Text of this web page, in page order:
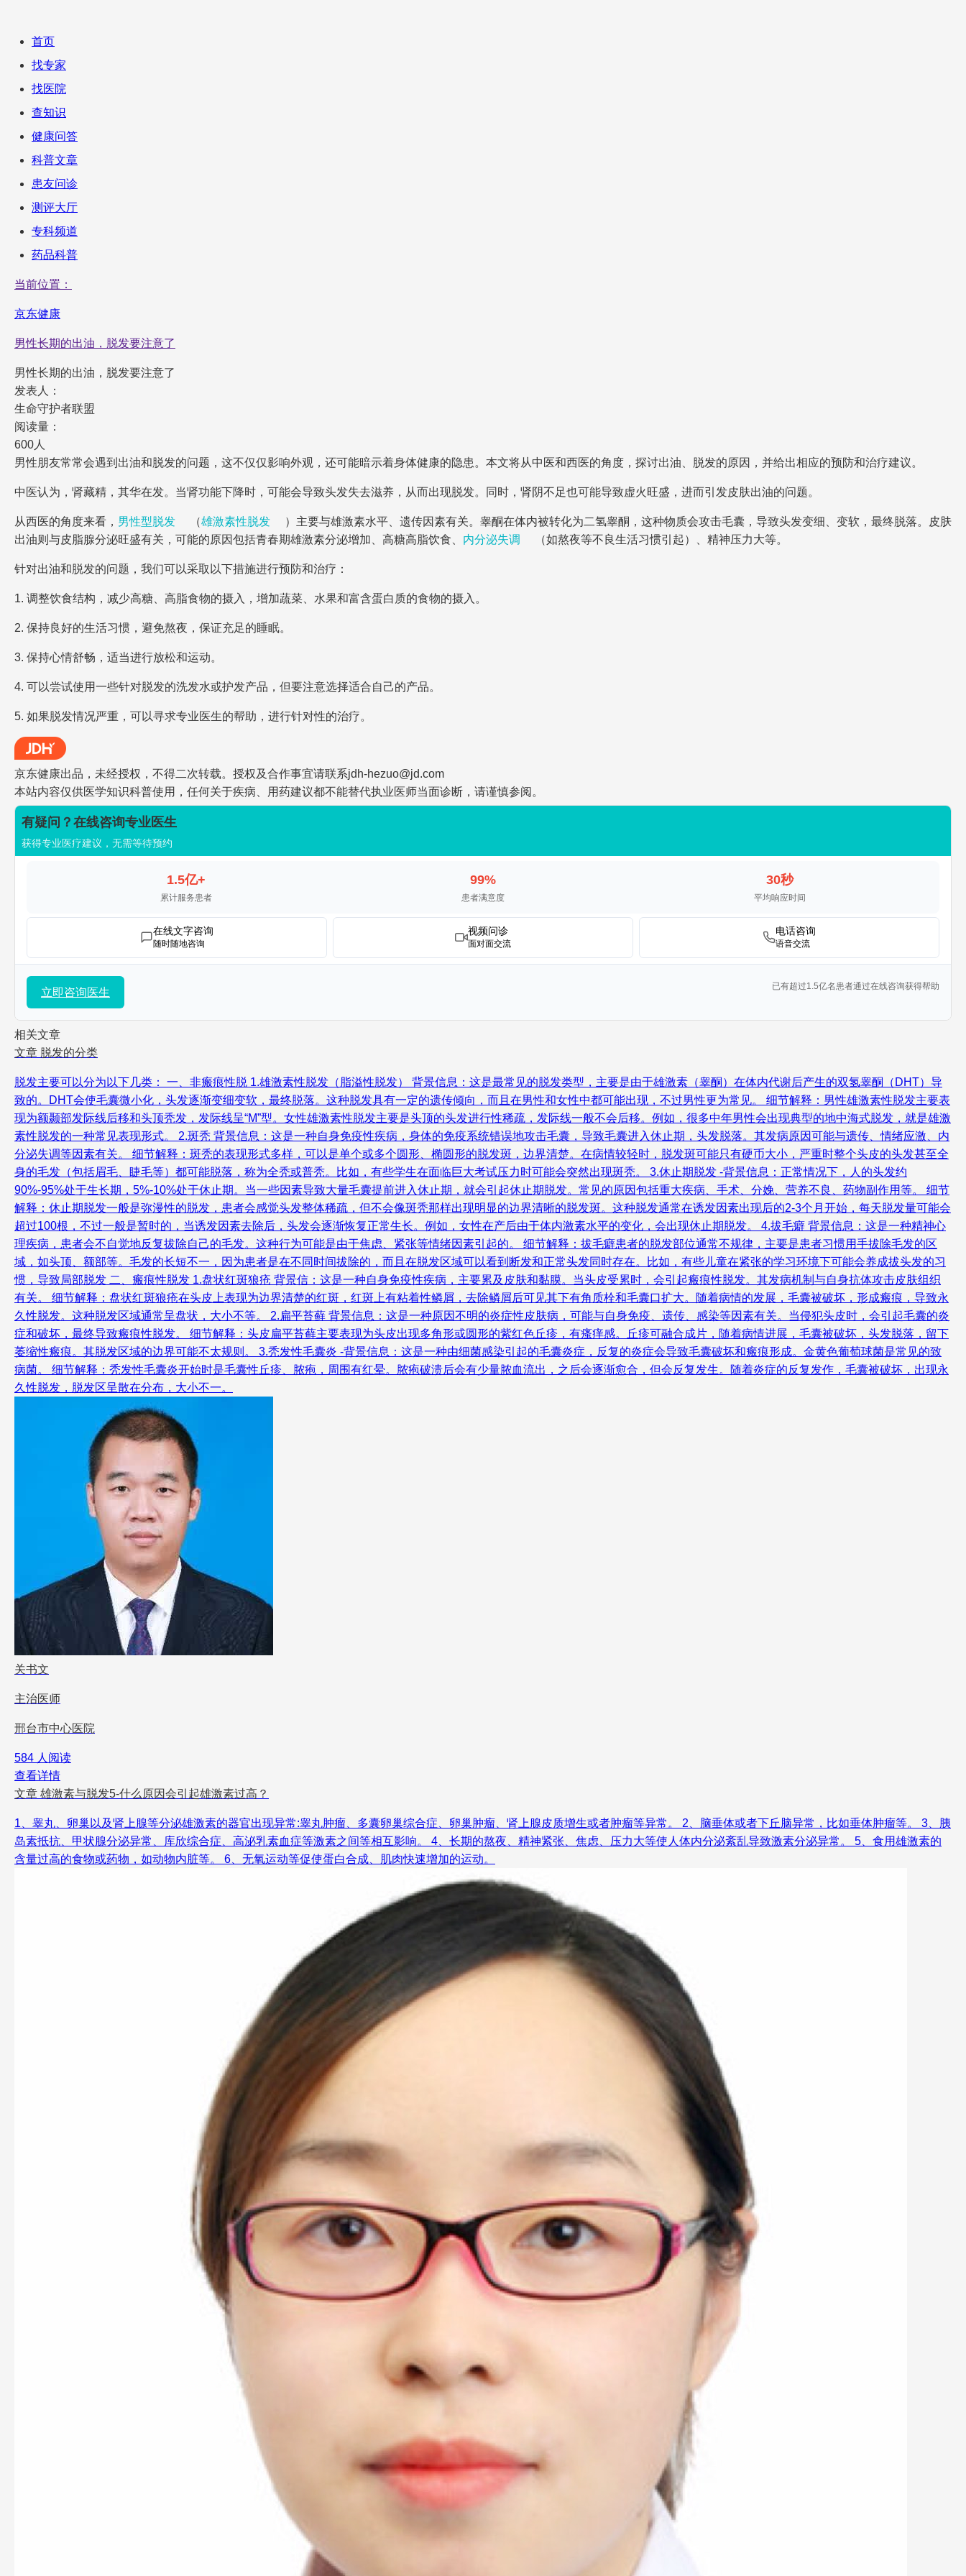
首页
找专家
找医院
查知识
健康问答
科普文章
患友问诊
测评大厅
专科频道
药品科普
当前位置：
京东健康
男性长期的出油，脱发要注意了
男性长期的出油，脱发要注意了
发表人：
生命守护者联盟
阅读量：
600人
男性朋友常常会遇到出油和脱发的问题，这不仅仅影响外观，还可能暗示着身体健康的隐患。本文将从中医和西医的角度，探讨出油、脱发的原因，并给出相应的预防和治疗建议。
中医认为，肾藏精，其华在发。当肾功能下降时，可能会导致头发失去滋养，从而出现脱发。同时，肾阴不足也可能导致虚火旺盛，进而引发皮肤出油的问题。
从西医的角度来看， 男性型脱发 （雄激素性脱发
）主要与雄激素水平、遗传因素有关。睾酮在体内被转化为二氢睾酮，这种物质会攻击毛囊，导致头发变细、变软，最终脱落。皮肤
出油则与皮脂腺分泌旺盛有关，可能的原因包括青春期雄激素分泌增加、高糖高脂饮食、 内分泌失调 （如熬夜等不良生活习惯引起）、精神压力大等。
针对出油和脱发的问题，我们可以采取以下措施进行预防和治疗：
1. 调整饮食结构，减少高糖、高脂食物的摄入，增加蔬菜、水果和富含蛋白质的食物的摄入。
2. 保持良好的生活习惯，避免熬夜，保证充足的睡眠。
3. 保持心情舒畅，适当进行放松和运动。
4. 可以尝试使用一些针对脱发的洗发水或护发产品，但要注意选择适合自己的产品。
5. 如果脱发情况严重，可以寻求专业医生的帮助，进行针对性的治疗。
京东健康出品，未经授权，不得二次转载。授权及合作事宜请联系jdh-hezuo@jd.com
本站内容仅供医学知识科普使用，任何关于疾病、用药建议都不能替代执业医师当面诊断，请谨慎参阅。
有疑问？在线咨询专业医生
获得专业医疗建议，无需等待预约
1.5亿+
累计服务患者
99%
患者满意度
30秒
平均响应时间
在线文字咨询
随时随地咨询
视频问诊
面对面交流
电话咨询
语音交流
立即咨询医生 已有超过1.5亿名患者通过在线咨询获得帮助
相关文章
文章 脱发的分类
脱发主要可以分为以下几类： 一、非瘢痕性脱 1.雄激素性脱发（脂溢性脱发） 背景信息：这是最常见的脱发类型，主要是由于雄激素（睾酮）在体内代谢后产生的双氢睾酮（DHT）导
致的。DHT会使毛囊微小化，头发逐渐变细变软，最终脱落。这种脱发具有一定的遗传倾向，而且在男性和女性中都可能出现，不过男性更为常见。 细节解释：男性雄激素性脱发主要表
现为额颞部发际线后移和头顶秃发，发际线呈“M”型。女性雄激素性脱发主要是头顶的头发进行性稀疏，发际线一般不会后移。例如，很多中年男性会出现典型的地中海式脱发，就是雄激
素性脱发的一种常见表现形式。 2.斑秃 背景信息：这是一种自身免疫性疾病，身体的免疫系统错误地攻击毛囊，导致毛囊进入休止期，头发脱落。其发病原因可能与遗传、情绪应激、内
分泌失调等因素有关。 细节解释：斑秃的表现形式多样，可以是单个或多个圆形、椭圆形的脱发斑，边界清楚。在病情较轻时，脱发斑可能只有硬币大小，严重时整个头皮的头发甚至全
身的毛发（包括眉毛、睫毛等）都可能脱落，称为全秃或普秃。比如，有些学生在面临巨大考试压力时可能会突然出现斑秃。 3.休止期脱发 -背景信息：正常情况下，人的头发约
90%-95%处于生长期，5%-10%处于休止期。当一些因素导致大量毛囊提前进入休止期，就会引起休止期脱发。常见的原因包括重大疾病、手术、分娩、营养不良、药物副作用等。 细节
解释：休止期脱发一般是弥漫性的脱发，患者会感觉头发整体稀疏，但不会像斑秃那样出现明显的边界清晰的脱发斑。这种脱发通常在诱发因素出现后的2-3个月开始，每天脱发量可能会
超过100根，不过一般是暂时的，当诱发因素去除后，头发会逐渐恢复正常生长。例如，女性在产后由于体内激素水平的变化，会出现休止期脱发。 4.拔毛癖 背景信息：这是一种精神心
理疾病，患者会不自觉地反复拔除自己的毛发。这种行为可能是由于焦虑、紧张等情绪因素引起的。 细节解释：拔毛癖患者的脱发部位通常不规律，主要是患者习惯用手拔除毛发的区
域，如头顶、额部等。毛发的长短不一，因为患者是在不同时间拔除的，而且在脱发区域可以看到断发和正常头发同时存在。比如，有些儿童在紧张的学习环境下可能会养成拔头发的习
惯，导致局部脱发 二、瘢痕性脱发 1.盘状红斑狼疮 背景信：这是一种自身免疫性疾病，主要累及皮肤和黏膜。当头皮受累时，会引起瘢痕性脱发。其发病机制与自身抗体攻击皮肤组织
有关。 细节解释：盘状红斑狼疮在头皮上表现为边界清楚的红斑，红斑上有粘着性鳞屑，去除鳞屑后可见其下有角质栓和毛囊口扩大。随着病情的发展，毛囊被破坏，形成瘢痕，导致永
久性脱发。这种脱发区域通常呈盘状，大小不等。 2.扁平苔藓 背景信息：这是一种原因不明的炎症性皮肤病，可能与自身免疫、遗传、感染等因素有关。当侵犯头皮时，会引起毛囊的炎
症和破坏，最终导致瘢痕性脱发。 细节解释：头皮扁平苔藓主要表现为头皮出现多角形或圆形的紫红色丘疹，有瘙痒感。丘疹可融合成片，随着病情进展，毛囊被破坏，头发脱落，留下
萎缩性瘢痕。其脱发区域的边界可能不太规则。 3.秃发性毛囊炎 -背景信息：这是一种由细菌感染引起的毛囊炎症，反复的炎症会导致毛囊破坏和瘢痕形成。金黄色葡萄球菌是常见的致
病菌。 细节解释：秃发性毛囊炎开始时是毛囊性丘疹、脓疱，周围有红晕。脓疱破溃后会有少量脓血流出，之后会逐渐愈合，但会反复发生。随着炎症的反复发作，毛囊被破坏，出现永
久性脱发，脱发区呈散在分布，大小不一。
关书文
主治医师
邢台市中心医院
584 人阅读
查看详情
文章 雄激素与脱发5-什么原因会引起雄激素过高？
1、睾丸、卵巢以及肾上腺等分泌雄激素的器官出现异常:睾丸肿瘤、多囊卵巢综合症、卵巢肿瘤、肾上腺皮质增生或者肿瘤等异常。 2、脑垂体或者下丘脑异常，比如垂体肿瘤等。 3、胰
岛素抵抗、甲状腺分泌异常、库欣综合症、高泌乳素血症等激素之间等相互影响。 4、长期的熬夜、精神紧张、焦虑、压力大等使人体内分泌紊乱导致激素分泌异常。 5、食用雄激素的
含量过高的食物或药物，如动物内脏等。 6、无氧运动等促使蛋白合成、肌肉快速增加的运动。